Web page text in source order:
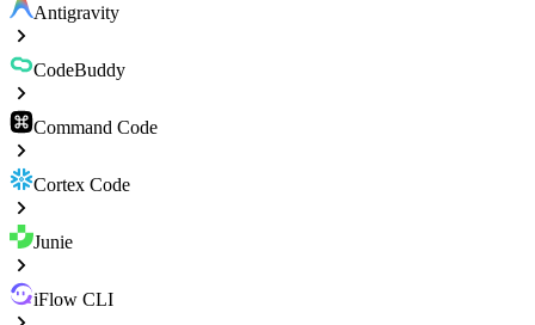
Antigravity
CodeBuddy
Command Code
Cortex Code
Junie
iFlow CLI